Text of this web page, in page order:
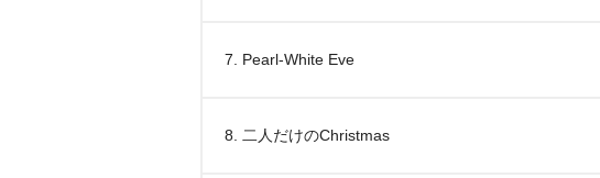
7. Pearl-White Eve
8. 二人だけのChristmas